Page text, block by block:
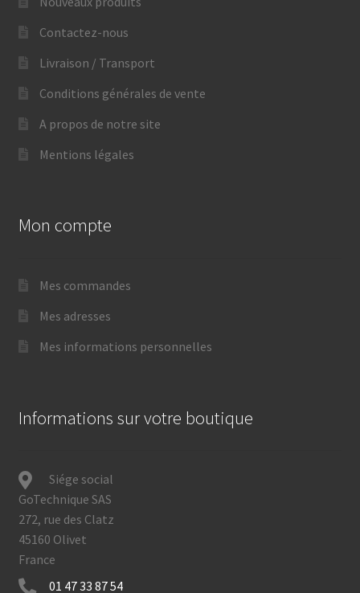
Contactez-nous
Livraison / Transport
Conditions générales de vente
A propos de notre site
Mentions légales
Mon compte
Mes commandes
Mes adresses
Mes informations personnelles
Informations sur votre boutique
Siége social
GoTechnique SAS
272, rue des Clatz
45160 Olivet
France
01 47 33 87 54